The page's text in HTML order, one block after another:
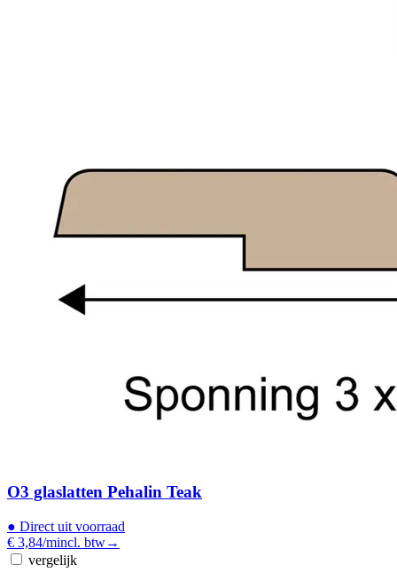
O3 glaslatten Pehalin Teak
● Direct uit voorraad
€ 3,84/mincl. btw→
vergelijk